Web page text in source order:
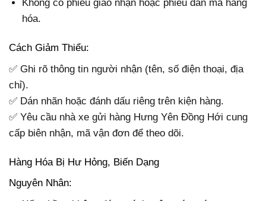
Không có phiếu giao nhận hoặc phiếu dán mã hàng
hóa.
Cách Giảm Thiểu:
✅ Ghi rõ thông tin người nhận (tên, số điện thoại, địa
chỉ).
✅ Dán nhãn hoặc đánh dấu riêng trên kiện hàng.
✅ Yêu cầu nhà xe gửi hàng Hưng Yên Đồng Hới cung
cấp biên nhận, mã vận đơn để theo dõi.
Hàng Hóa Bị Hư Hỏng, Biến Dạng
Nguyên Nhân: